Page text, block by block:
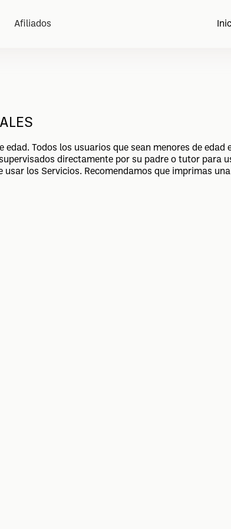
Afiliados
Todos los usuarios que sean menores de edad
directamente por su padre o tutor para
los Servicios. Recomendamos que imprimas